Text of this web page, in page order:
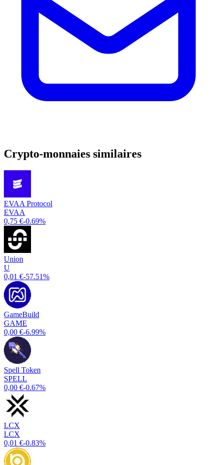
Crypto-monnaies similaires
EVAA Protocol
EVAA
0,75 €-0.69%
Union
U
0,01 €-57.51%
GameBuild
GAME
0,00 €-6.99%
Spell Token
SPELL
0,00 €-0.67%
LCX
LCX
0,01 €-0.83%